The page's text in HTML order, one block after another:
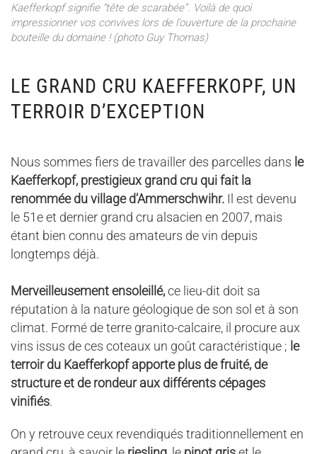
Kaefferkopf signifie “tête de scarabée”. Voilà de quoi
impressionner vos convives lors de l’ouverture de la prochaine
bouteille du domaine ! (photo Guy Thomas)
LE GRAND CRU KAEFFERKOPF, UN
TERROIR D’EXCEPTION
Nous sommes fiers de travailler des parcelles dans le
Kaefferkopf, prestigieux grand cru qui fait la
renommée du village d’Ammerschwihr. Il est devenu
le 51e et dernier grand cru alsacien en 2007, mais
étant bien connu des amateurs de vin depuis
longtemps déjà.
Merveilleusement ensoleillé, ce lieu-dit doit sa
réputation à la nature géologique de son sol et à son
climat. Formé de terre granito-calcaire, il procure aux
vins issus de ces coteaux un goût caractéristique ; le
terroir du Kaefferkopf apporte plus de fruité, de
structure et de rondeur aux différents cépages
vinifiés.
On y retrouve ceux revendiqués traditionnellement en